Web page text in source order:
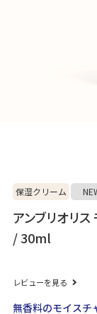
保湿クリーム
アンブリオリス
/ 30ml
レビューを見る
無香料のモイスチ